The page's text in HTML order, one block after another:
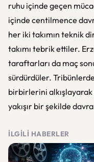
ruhu içinde geçen
içinde centilmence
her iki takımın teknik
takımı tebrik ettiler.
taraftarları da maç
sürdürdüler.
birbirlerini
yakışır bir şekilde
İLGILI HABERLER